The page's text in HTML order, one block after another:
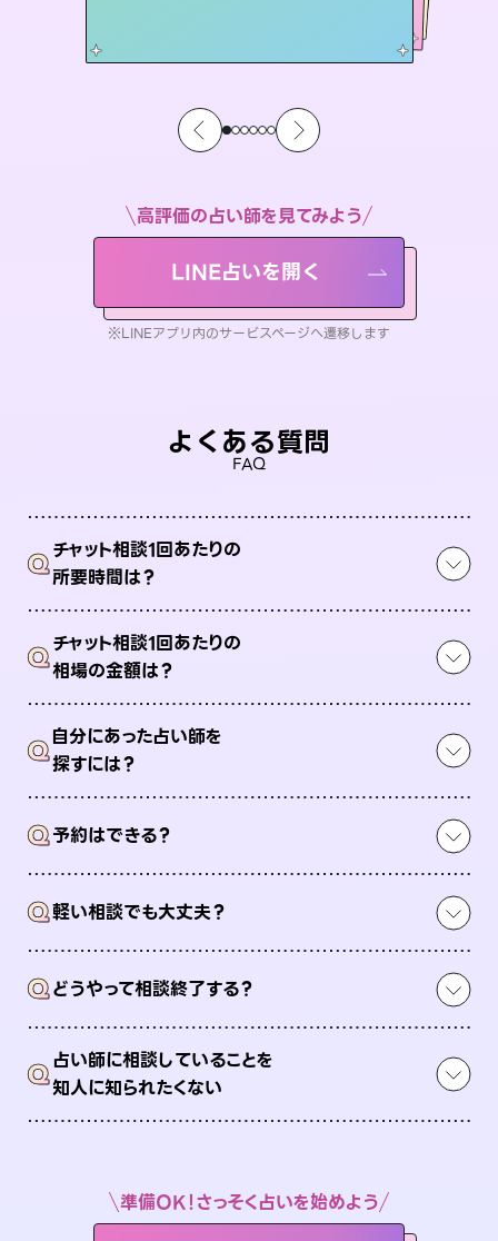
高評価の占い師を見てみよう
LINE占いを開く
※LINEアプリ内のサービスページへ遷移します
よくある質問
FAQ
Qチャット相談1回あたりの
所要時間は？
Qチャット相談1回あたりの
相場の金額は？
Q自分にあった占い師を
探すには？
Q予約はできる？
Q軽い相談でも大丈夫？
Qどうやって相談終了する？
Q占い師に相談していることを
知人に知られたくない
準備OK！さっそく占いを始めよう